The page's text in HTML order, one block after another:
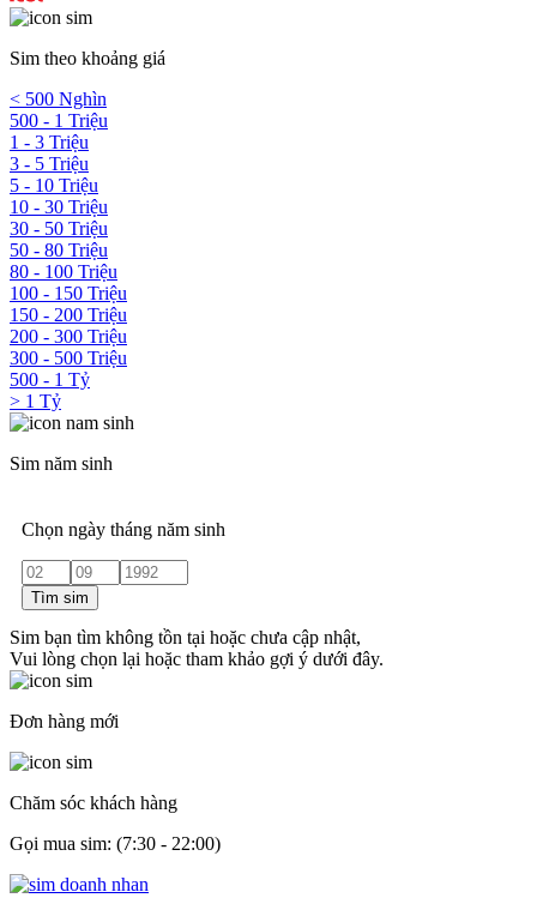
Sim theo khoảng giá
< 500 Nghìn
500 - 1 Triệu
1 - 3 Triệu
3 - 5 Triệu
5 - 10 Triệu
10 - 30 Triệu
30 - 50 Triệu
50 - 80 Triệu
80 - 100 Triệu
100 - 150 Triệu
150 - 200 Triệu
200 - 300 Triệu
300 - 500 Triệu
500 - 1 Tỷ
> 1 Tỷ
Sim năm sinh
Chọn ngày tháng năm sinh
Tìm sim
Sim bạn tìm không tồn tại hoặc chưa cập nhật,
Vui lòng chọn lại hoặc tham khảo gợi ý dưới đây.
Đơn hàng mới
Chăm sóc khách hàng
Gọi mua sim: (7:30 - 22:00)